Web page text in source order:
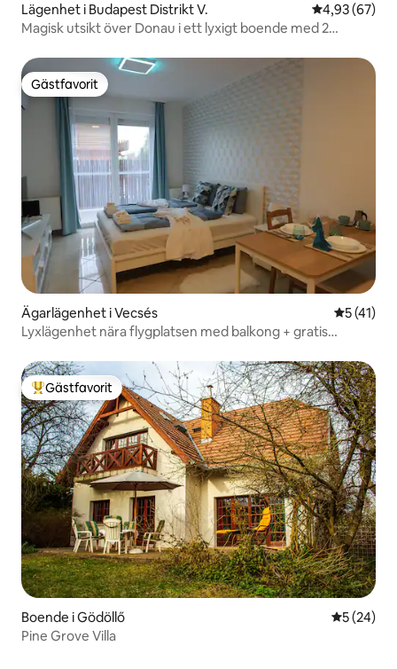
Lägenhet i Budapest Distrikt V. 4,93 av 5 i
4,93 (67)
Magisk utsikt över Donau i ett lyxigt boende med 2
Gästfavorit
Gästfavorit
Ägarlägenhet i Vecsés 5 av 5 i
5 (41)
Lyxlägenhet nära flygplatsen med balkong + gratis
Populär gästfavorit
Gästfavorit
Boende i Gödöllő 5 av 5 i
5 (24)
Pine Grove Villa